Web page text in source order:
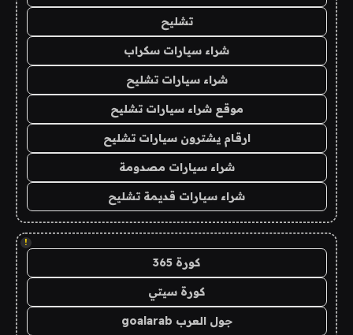
تشليح
شراء سيارات سكراب
شراء سيارات تشليح
موقع شراء سيارات تشليح
ارقام يشترون سيارات تشليح
شراء سيارات مصدومة
شراء سيارات قديمة تشليح
!
كورة 365
كورة سيتي
جول العرب goalarab